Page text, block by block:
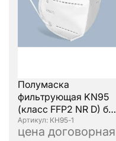
Полумаска
фильтрующая KN95
(класс FFP2 NR D) без
клапана: КН95-1
цена договорная